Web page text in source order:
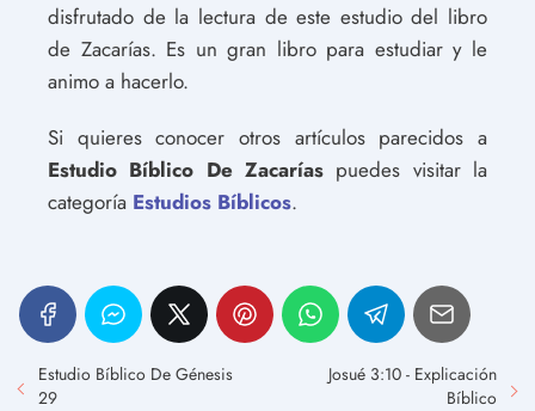
disfrutado de la lectura de este estudio del libro
de Zacarías. Es un gran libro para estudiar y le
animo a hacerlo.
Si quieres conocer otros artículos parecidos a
Estudio Bíblico De Zacarías puedes visitar la
categoría Estudios Bíblicos.
Estudio Bíblico De Génesis
29
Josué 3:10 - Explicación
Bíblico